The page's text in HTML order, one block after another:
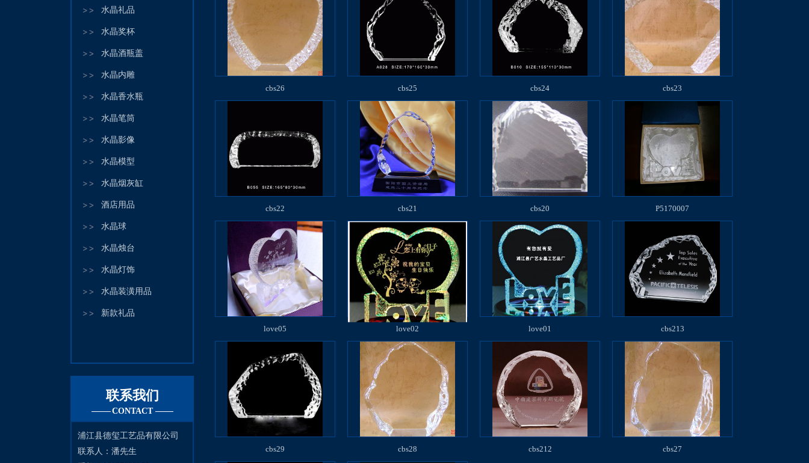
水晶礼品
水晶奖杯
水晶酒瓶盖
水晶内雕
水晶香水瓶
水晶笔筒
水晶影像
水晶模型
水晶烟灰缸
酒店用品
水晶球
水晶烛台
水晶灯饰
水晶装潢用品
新款礼品
联系我们
CONTACT
浦江县德玺工艺品有限公司
联系人：潘先生
cbs26 cbs25 cbs24 cbs23
cbs22 cbs21 cbs20 P5170007
love05 love02 love01 cbs213
cbs29 cbs28 cbs212 cbs27